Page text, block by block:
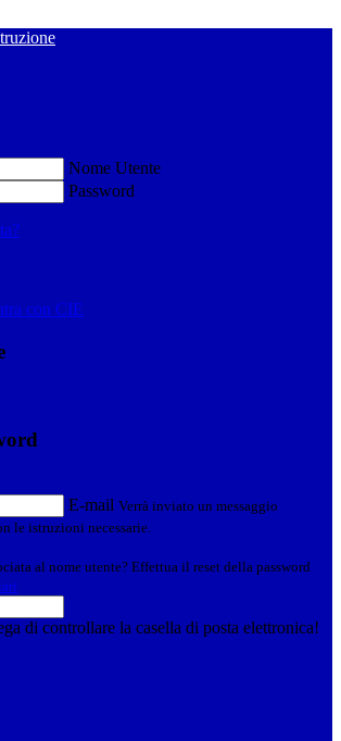
Nome Utente
Password
con CIE
E-mail Verrà inviato un messaggio
le istruzioni necessarie.
al nome utente? Effettua il reset della password
di controllare la casella di posta elettronica!